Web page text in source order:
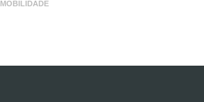
MOBILIDADE